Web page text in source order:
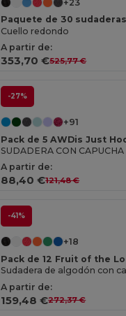
+23
Paquete de 30
Cuello redondo
A partir de:
353,70 €525,77 €
-27%
+91
Pack de 5 AWDis Just
SUDADERA CON CAPUCHA
A partir de:
88,40 €121,48 €
-41%
+18
Pack de 12 Fruit of the
A partir de:
159,48 €272,37 €